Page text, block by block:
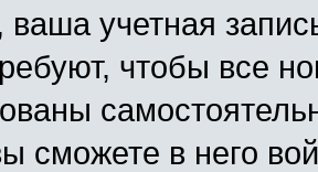
учетная
чтобы все
сможете в него